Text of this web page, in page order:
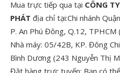
Mua trực tiếp qua tại CÔNG
PHÁT địa chỉ tại:Chi nhánh
P. An Phú Đông, Q.12,
Nhà máy: 05/42B, KP. Đông
Bình Dương (243 Nguyễn Thị
Đặt hàng trực tuyến: Bạn có